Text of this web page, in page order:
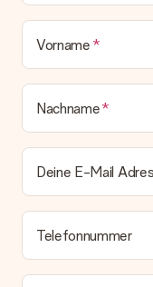
Vorname
Nachname
Deine E-Mail
Telefonnummer